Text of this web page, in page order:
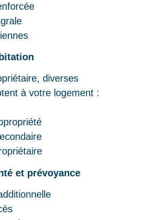
diverses
à votre logement :
et prévoyance